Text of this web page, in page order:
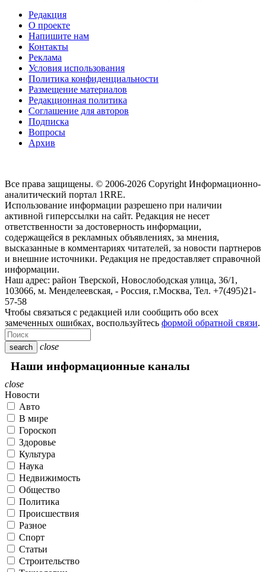
Редакция
О проекте
Напишите нам
Контакты
Реклама
Условия использования
Политика конфиденциальности
Размещение материалов
Редакционная политика
Соглашение для авторов
Подписка
Вопросы
Архив
Все права защищены. © 2006-2026 Copyright Информационно-
аналитический портал 1RRE.
Использование информации разрешено при наличии
активной гиперссылки на сайт. Редакция не несет
ответственности за достоверность информации,
содержащейся в рекламных объявлениях, за мнения,
высказанные в комментариях читателей, за новости партнеров
и внешние источники. Редакция не предоставляет справочной
информации.
Наш адрес: район Тверской, Новослободская улица, 36/1 ,
103066, м. Менделеевская, - Россия, г.Москва, Тел. +7(495)21-
57-58
Чтобы связаться с редакцией или сообщить обо всех
замеченных ошибках, воспользуйтесь формой обратной связи.
search close
Наши информационные каналы
close
Новости
Авто
В мире
Гороскоп
Здоровье
Культура
Наука
Недвижимость
Общество
Политика
Происшествия
Разное
Спорт
Статьи
Строительство